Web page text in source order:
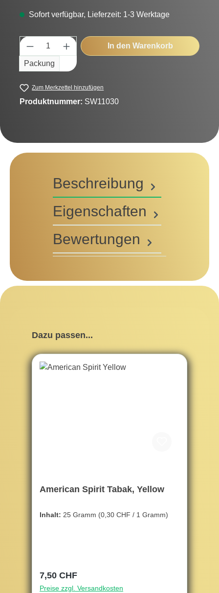
Sofort verfügbar, Lieferzeit: 1-3 Werktage
Produkt Anzahl: Gib den gewünschten
Packung
In den Warenkorb
Zum Merkzettel hinzufügen
Produktnummer: SW11030
Beschreibung
Eigenschaften
Bewertungen
Produktgalerie überspringen
Dazu passen...
American Spirit Tabak, Yellow
Inhalt: 25 Gramm (0,30 CHF / 1 Gramm)
Regulärer Preis:
7,50 CHF
Preise zzgl. Versandkosten